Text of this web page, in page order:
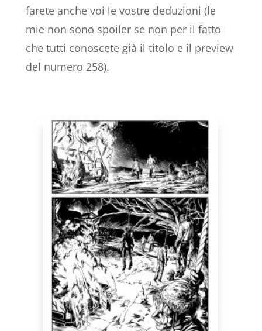
farete anche voi le vostre deduzioni (le
mie non sono spoiler se non per il fatto
che tutti conoscete già il titolo e il preview
del numero 258).